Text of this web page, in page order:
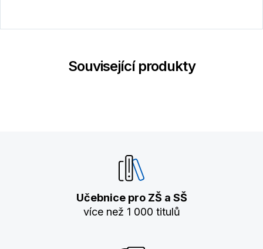
Související produkty
Učebnice pro ZŠ a SŠ
více než 1 000 titulů